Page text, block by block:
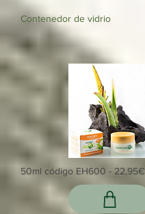
Contenedor de vidrio
50ml código EH600 - 22,95€